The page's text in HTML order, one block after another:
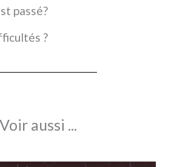
passé?
?
Voir aussi ...